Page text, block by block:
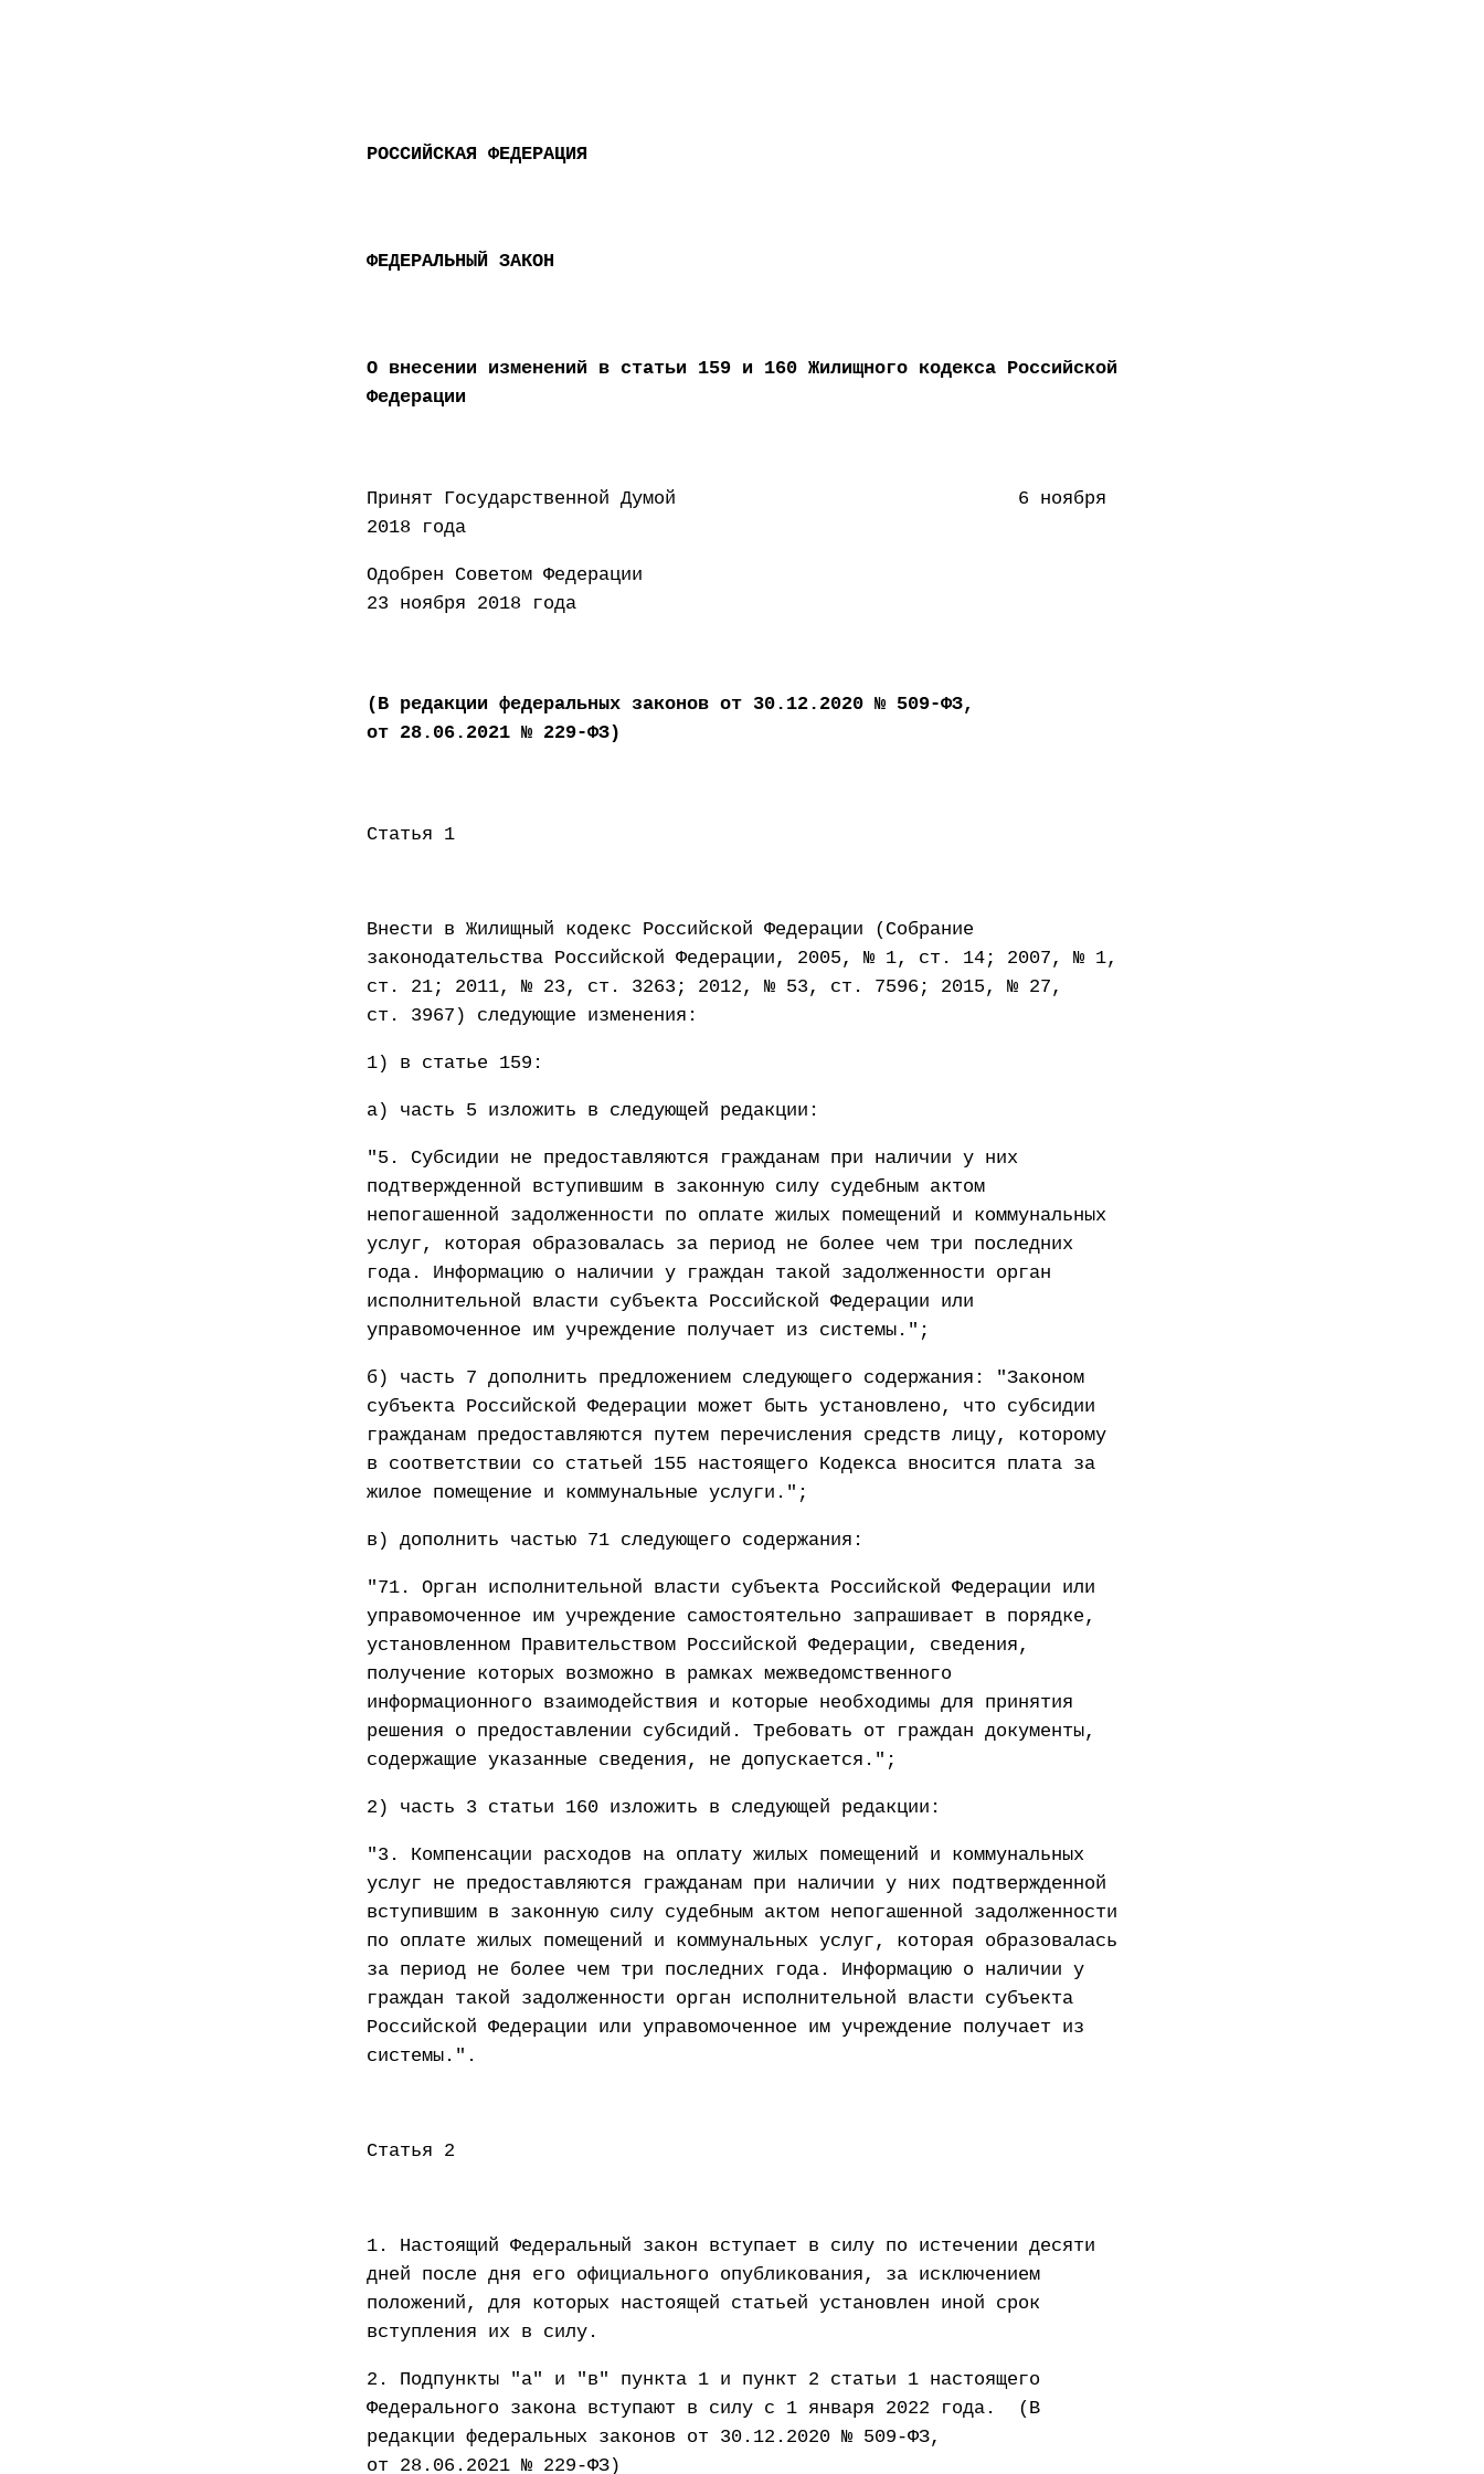
РОССИЙСКАЯ ФЕДЕРАЦИЯ
ФЕДЕРАЛЬНЫЙ ЗАКОН
О внесении изменений в статьи 159 и 160 Жилищного кодекса Российской
Федерации
Принят Государственной Думой 6 ноября
2018 года
Одобрен Советом Федерации
23 ноября 2018 года
(В редакции федеральных законов от 30.12.2020 № 509-ФЗ,
от 28.06.2021 № 229-ФЗ)
Статья 1
Внести в Жилищный кодекс Российской Федерации (Собрание
законодательства Российской Федерации, 2005, № 1, ст. 14; 2007, № 1,
ст. 21; 2011, № 23, ст. 3263; 2012, № 53, ст. 7596; 2015, № 27,
ст. 3967) следующие изменения:
1) в статье 159:
а) часть 5 изложить в следующей редакции:
"5. Субсидии не предоставляются гражданам при наличии у них
подтвержденной вступившим в законную силу судебным актом
непогашенной задолженности по оплате жилых помещений и коммунальных
услуг, которая образовалась за период не более чем три последних
года. Информацию о наличии у граждан такой задолженности орган
исполнительной власти субъекта Российской Федерации или
управомоченное им учреждение получает из системы.";
б) часть 7 дополнить предложением следующего содержания: "Законом
субъекта Российской Федерации может быть установлено, что субсидии
гражданам предоставляются путем перечисления средств лицу, которому
в соответствии со статьей 155 настоящего Кодекса вносится плата за
жилое помещение и коммунальные услуги.";
в) дополнить частью 71 следующего содержания:
"71. Орган исполнительной власти субъекта Российской Федерации или
управомоченное им учреждение самостоятельно запрашивает в порядке,
установленном Правительством Российской Федерации, сведения,
получение которых возможно в рамках межведомственного
информационного взаимодействия и которые необходимы для принятия
решения о предоставлении субсидий. Требовать от граждан документы,
содержащие указанные сведения, не допускается.";
2) часть 3 статьи 160 изложить в следующей редакции:
"3. Компенсации расходов на оплату жилых помещений и коммунальных
услуг не предоставляются гражданам при наличии у них подтвержденной
вступившим в законную силу судебным актом непогашенной задолженности
по оплате жилых помещений и коммунальных услуг, которая образовалась
за период не более чем три последних года. Информацию о наличии у
граждан такой задолженности орган исполнительной власти субъекта
Российской Федерации или управомоченное им учреждение получает из
системы.".
Статья 2
1. Настоящий Федеральный закон вступает в силу по истечении десяти
дней после дня его официального опубликования, за исключением
положений, для которых настоящей статьей установлен иной срок
вступления их в силу.
2. Подпункты "а" и "в" пункта 1 и пункт 2 статьи 1 настоящего
Федерального закона вступают в силу с 1 января 2022 года. (В
редакции федеральных законов от 30.12.2020 № 509-ФЗ,
от 28.06.2021 № 229-ФЗ)